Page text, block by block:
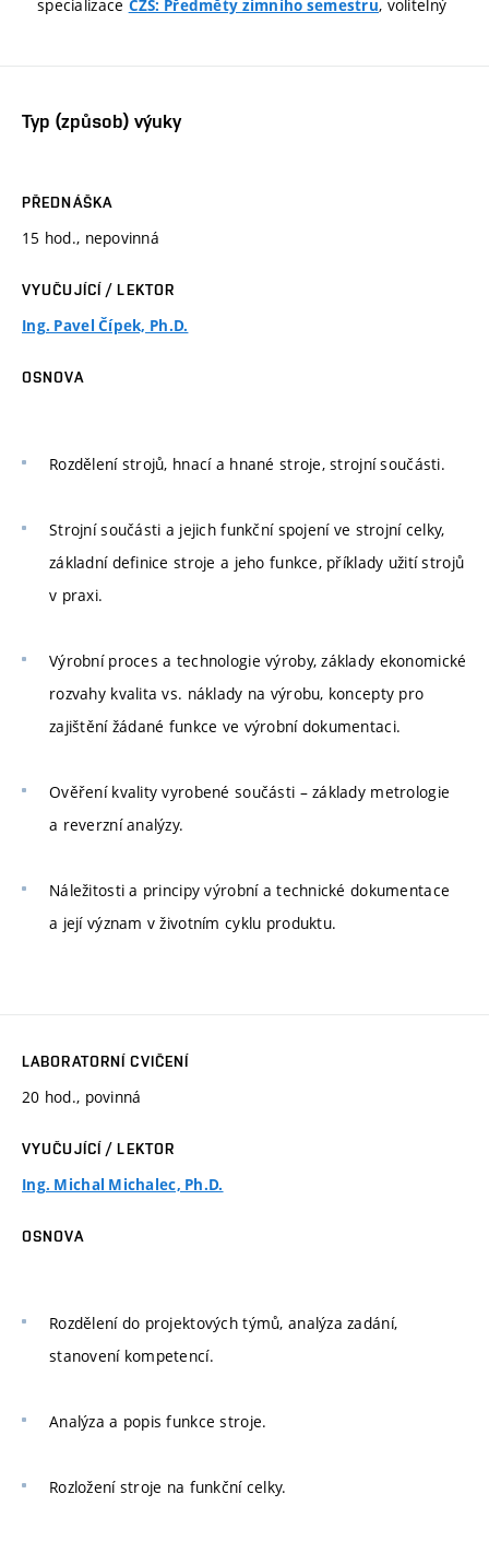
specializace CZS: Předměty zimního semestru, volitelný
Typ (způsob) výuky
PŘEDNÁŠKA
15 hod., nepovinná
VYUČUJÍCÍ / LEKTOR
Ing. Pavel Čípek, Ph.D.
OSNOVA
Rozdělení strojů, hnací a hnané stroje, strojní součásti.
Strojní součásti a jejich funkční spojení ve strojní celky,
základní definice stroje a jeho funkce, příklady užití strojů
v praxi.
Výrobní proces a technologie výroby, základy ekonomické
rozvahy kvalita vs. náklady na výrobu, koncepty pro
zajištění žádané funkce ve výrobní dokumentaci.
Ověření kvality vyrobené součásti – základy metrologie
a reverzní analýzy.
Náležitosti a principy výrobní a technické dokumentace
a její význam v životním cyklu produktu.
LABORATORNÍ CVIČENÍ
20 hod., povinná
VYUČUJÍCÍ / LEKTOR
Ing. Michal Michalec, Ph.D.
OSNOVA
Rozdělení do projektových týmů, analýza zadání,
stanovení kompetencí.
Analýza a popis funkce stroje.
Rozložení stroje na funkční celky.